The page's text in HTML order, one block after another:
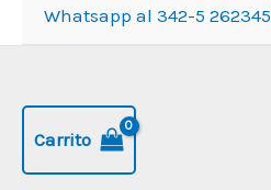
Whatsapp al 342-5 262345
Carrito